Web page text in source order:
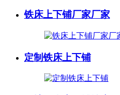
铁床上下铺厂家厂家
定制铁床上下铺